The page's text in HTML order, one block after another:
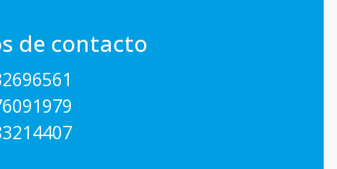
de contacto